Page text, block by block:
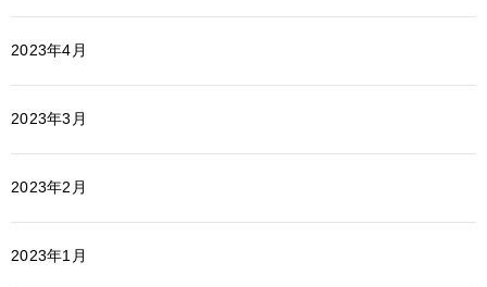
2023年4月
2023年3月
2023年2月
2023年1月